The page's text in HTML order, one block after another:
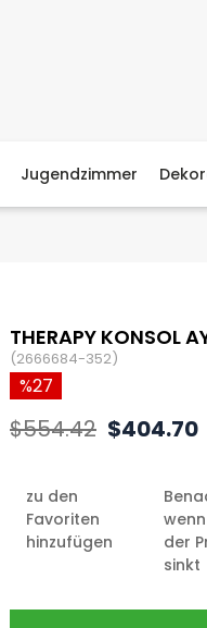
Jugendzimmer
THERAPY KONSOL
(2666684-352)
27
$554.42 $404.70
zu den
Favoriten
hinzufügen
wenn
der
sinkt